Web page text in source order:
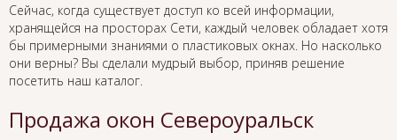
Сейчас, когда существует доступ ко всей информации,
хранящейся на просторах Сети, каждый человек обладает хотя
бы примерными знаниями о пластиковых окнах. Но насколько
они верны? Вы сделали мудрый выбор, приняв решение
посетить наш каталог.
Продажа окон Североуральск